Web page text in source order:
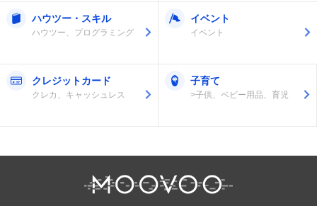
ハウツー・スキル
ハウツー、プログラミング
イベント
イベント
クレジットカード
クレカ、キャッシュレス
子育て
>子供、ベビー用品、育児